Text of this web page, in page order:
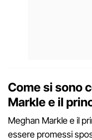
Come si sono
Markle e il
Meghan Markle e il
essere promessi